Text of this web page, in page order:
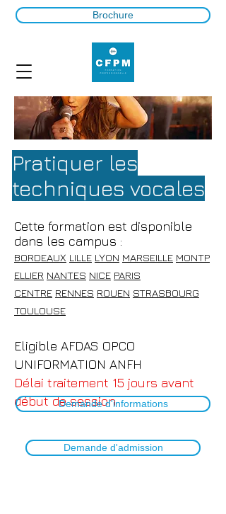
Brochure
Pratiquer les
techniques vocales
Cette formation est disponible
dans les campus :
BORDEAUX LILLE LYON MARSEILLE MONTP
ELLIER NANTES NICE PARIS
CENTRE RENNES ROUEN STRASBOURG
TOULOUSE
Eligible AFDAS OPCO
UNIFORMATION ANFH
Délai traitement 15 jours avant
début de session
Demande d'informations
Demande d'admission